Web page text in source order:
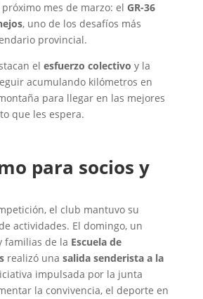
mes de marzo: el GR-36
, uno de los desafíos más
provincial.
el esfuerzo colectivo y la
acumulando kilómetros en
para llegar en las mejores
que les espera.
para socios y
el club mantuvo su
actividades. El domingo, un
familias de la Escuela de
realizó una salida senderista a la
impulsada por la junta
la convivencia, el deporte en